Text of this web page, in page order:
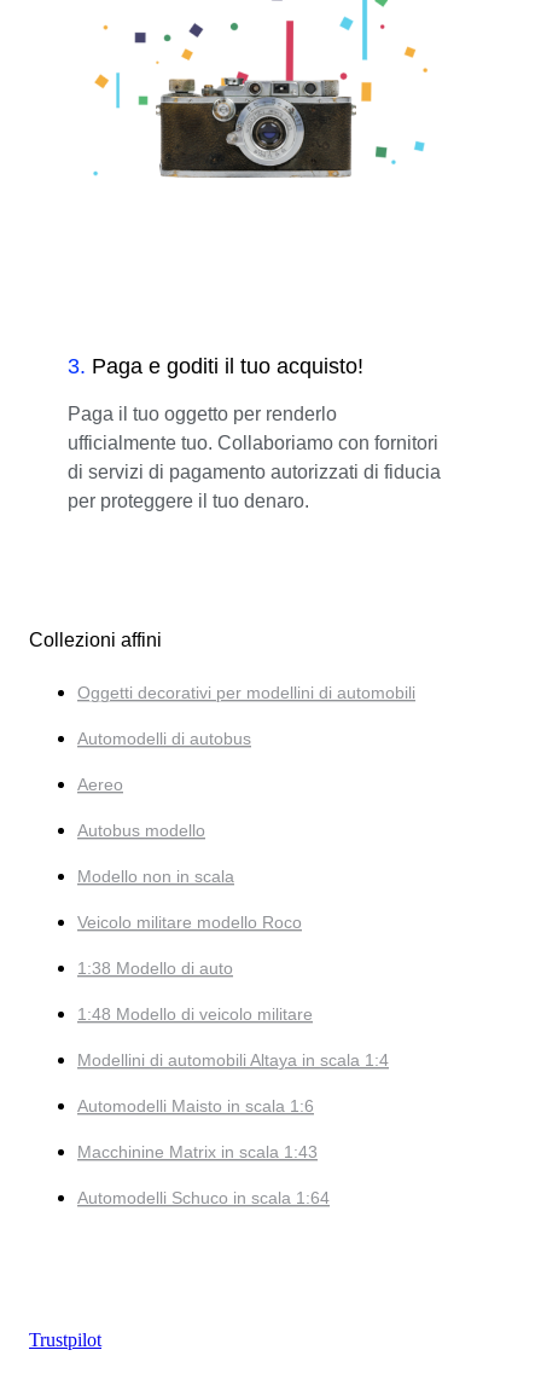
3. Paga e goditi il tuo acquisto!
Paga il tuo oggetto per renderlo
ufficialmente tuo. Collaboriamo con fornitori
di servizi di pagamento autorizzati di fiducia
per proteggere il tuo denaro.
Collezioni affini
Oggetti decorativi per modellini di automobili
Automodelli di autobus
Aereo
Autobus modello
Modello non in scala
Veicolo militare modello Roco
1:38 Modello di auto
1:48 Modello di veicolo militare
Modellini di automobili Altaya in scala 1:4
Automodelli Maisto in scala 1:6
Macchinine Matrix in scala 1:43
Automodelli Schuco in scala 1:64
Trustpilot